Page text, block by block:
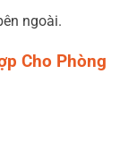
ngoài.
Cho Phòng